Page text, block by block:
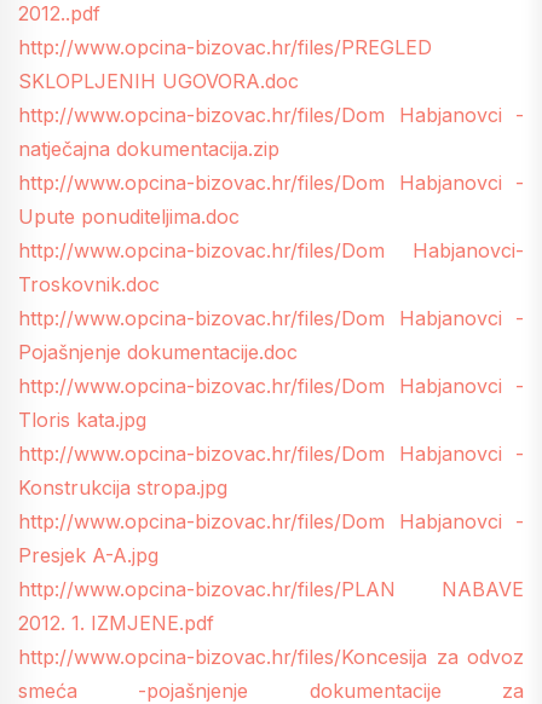
2012..pdf
http://www.opcina-bizovac.hr/files/PREGLED
SKLOPLJENIH UGOVORA.doc
http://www.opcina-bizovac.hr/files/Dom Habjanovci -
natječajna dokumentacija.zip
http://www.opcina-bizovac.hr/files/Dom Habjanovci -
Upute ponuditeljima.doc
http://www.opcina-bizovac.hr/files/Dom Habjanovci-
Troskovnik.doc
http://www.opcina-bizovac.hr/files/Dom Habjanovci -
Pojašnjenje dokumentacije.doc
http://www.opcina-bizovac.hr/files/Dom Habjanovci -
Tloris kata.jpg
http://www.opcina-bizovac.hr/files/Dom Habjanovci -
Konstrukcija stropa.jpg
http://www.opcina-bizovac.hr/files/Dom Habjanovci -
Presjek A-A.jpg
http://www.opcina-bizovac.hr/files/PLAN NABAVE
2012. 1. IZMJENE.pdf
http://www.opcina-bizovac.hr/files/Koncesija za odvoz
smeća -pojašnjenje dokumentacije za